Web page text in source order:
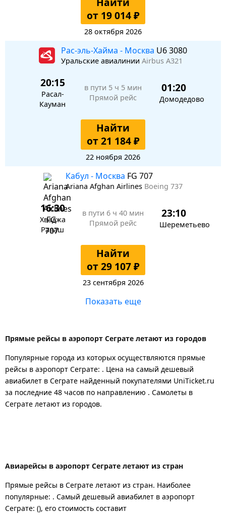
от 19 014 ₽
28 октября 2026
Рас-эль-Хайма - Москва U6 3080
Уральские авиалинии Airbus A321
20:15
Расал-
Кауман
в пути 5 ч 5 мин
Прямой рейс
01:20
Домодедово
Найти
от 21 184 ₽
22 ноября 2026
Кабул - Москва FG 707
Ariana Afghan Airlines Boeing 737
16:30
Хваджа
Раваш
в пути 6 ч 40 мин
Прямой рейс
23:10
Шереметьево
Найти
от 29 107 ₽
23 сентября 2026
Показать еще
Прямые рейсы в аэропорт Сеграте летают из городов
Популярные города из которых осуществляются прямые
рейсы в аэропорт Сеграте: . Цена на самый дешевый
авиабилет в Сеграте найденный покупателями UniTicket.ru
за последние 48 часов по направлению . Самолеты в
Сеграте летают из городов.
Авиарейсы в аэропорт Сеграте летают из стран
Прямые рейсы в Сеграте летают из стран. Наиболее
популярные: . Самый дешевый авиабилет в аэропорт
Сеграте: (), его стоимость составит